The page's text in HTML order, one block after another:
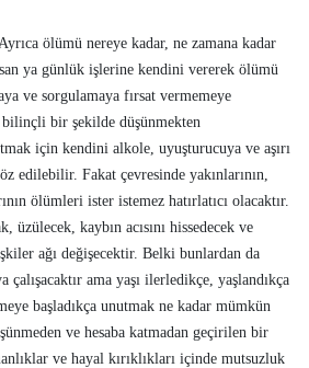
ölümü nereye kadar, ne zamana kadar
ya günlük işlerine kendini vererek ölümü
ve sorgulamaya fırsat vermemeye
bilinçli bir şekilde düşünmekten
için kendini alkole, uyuşturucuya ve aşırı
edilebilir. Fakat çevresinde yakınlarının,
ölümleri ister istemez hatırlatıcı olacaktır.
üzülecek, kaybın acısını hissedecek ve
ağı değişecektir. Belki bunlardan da
çalışacaktır ama yaşı ilerledikçe, yaşlandıkça
başladıkça unutmak ne kadar mümkün
ve hesaba katmadan geçirilen bir
ve hayal kırıklıkları içinde mutsuzluk